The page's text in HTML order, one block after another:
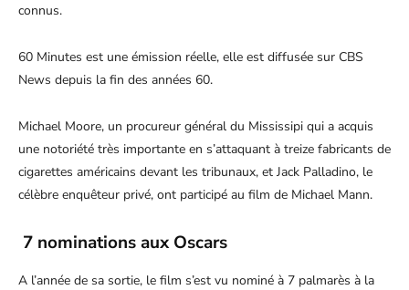
connus.
60 Minutes est une émission réelle, elle est diffusée sur CBS
News depuis la fin des années 60.
Michael Moore, un procureur général du Mississipi qui a acquis
une notoriété très importante en s’attaquant à treize fabricants de
cigarettes américains devant les tribunaux, et Jack Palladino, le
célèbre enquêteur privé, ont participé au film de Michael Mann.
7 nominations aux Oscars
A l’année de sa sortie, le film s’est vu nominé à 7 palmarès à la